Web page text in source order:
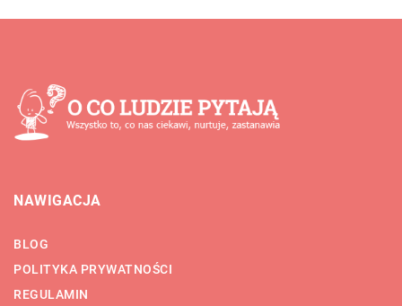
NAWIGACJA
BLOG
POLITYKA PRYWATNOŚCI
REGULAMIN